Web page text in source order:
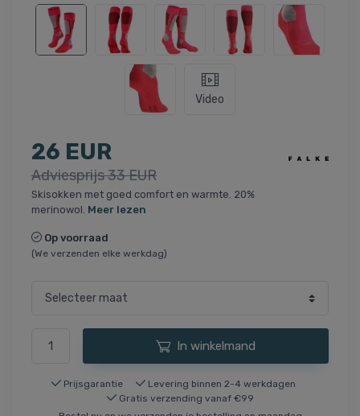
Video
26 EUR
Adviesprijs 33 EUR
Skisokken met goed comfort en warmte. 20%
merinowol. Meer lezen
Op voorraad
(We verzenden elke werkdag)
In winkelmand
Prijsgarantie
Levering binnen 2-4 werkdagen
Gratis verzending vanaf €99